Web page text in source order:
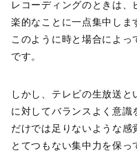
レコーディングのときは
楽的なことに一点集中しま
このように時と場合によ
です。
しかし、テレビの生放送
に対してバランスよく意
だけでは足りないような感
とてつもない集中力を保っ